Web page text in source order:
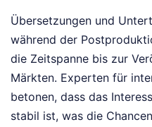
Übersetzungen und
während der
die Zeitspanne bis zur
Märkten. Experten für
betonen, dass das
stabil ist, was die